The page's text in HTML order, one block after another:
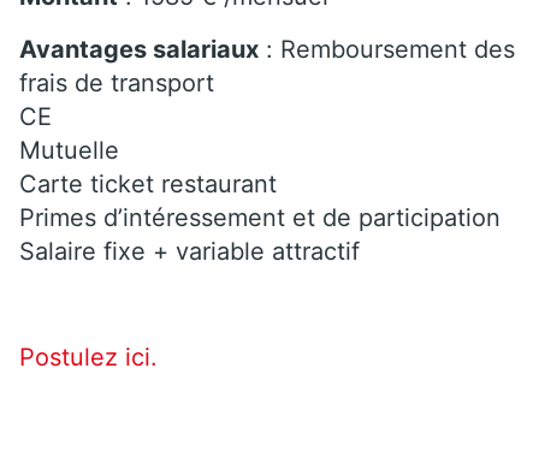
Avantages salariaux : Remboursement des
frais de transport
CE
Mutuelle
Carte ticket restaurant
Primes d’intéressement et de participation
Salaire fixe + variable attractif
Postulez ici.